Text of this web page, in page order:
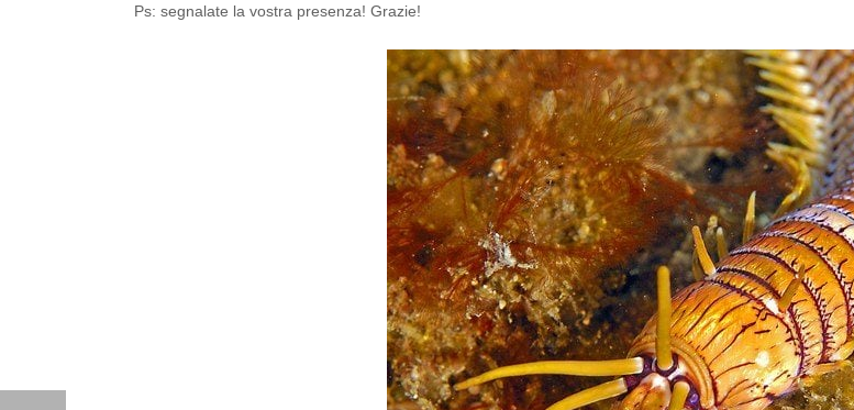
Ps: segnalate la vostra presenza! Grazie!